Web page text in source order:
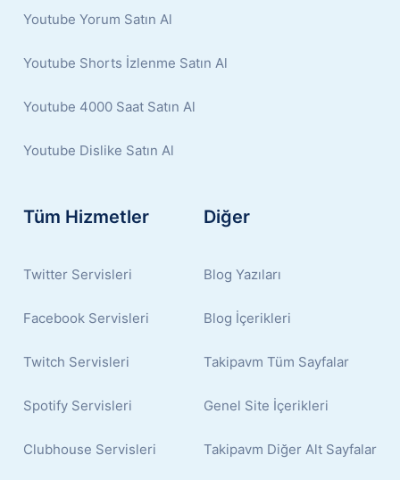
Youtube Yorum Satın Al
Youtube Shorts İzlenme Satın Al
Youtube 4000 Saat Satın Al
Youtube Dislike Satın Al
Tüm Hizmetler
Twitter Servisleri
Facebook Servisleri
Twitch Servisleri
Spotify Servisleri
Clubhouse Servisleri
Diğer
Blog Yazıları
Blog İçerikleri
Takipavm Tüm Sayfalar
Genel Site İçerikleri
Takipavm Diğer Alt Sayfalar